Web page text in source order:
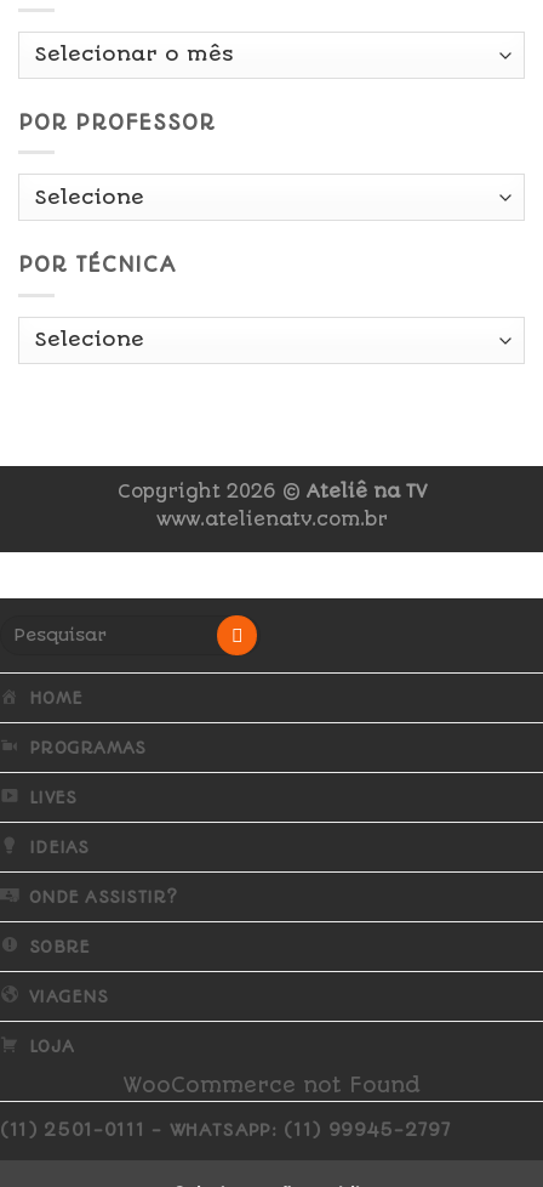
Por
POR PROFESSOR
POR TÉCNICA
Copyright 2026 © Ateliê na TV
www.atelienatv.com.br
HOME
PROGRAMAS
LIVES
IDEIAS
ONDE ASSISTIR?
SOBRE
VIAGENS
LOJA
WooCommerce not Found
(11) 2501-0111 - WHATSAPP: (11) 99945-2797